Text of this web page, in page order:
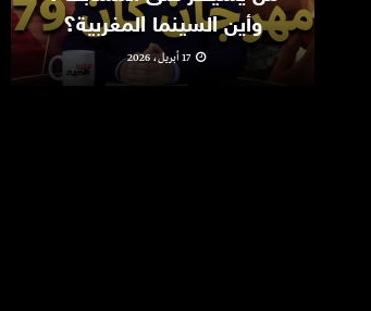
وأين السينما المغربية؟
17 أبريل، 2026